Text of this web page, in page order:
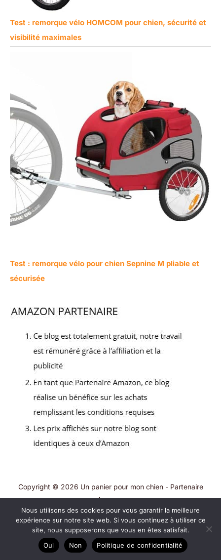
Test : remorque vélo HOMCOM pour chien, sécurité et
visibilité maximales
Test : remorque vélo pour chien Sepnine M pliable et
sécurisée
Copyright © 2026 Un panier pour mon chien - Partenaire
Amazon
A propos
Contact
Plan du site
Nous utilisons des cookies pour vous garantir la meilleure
expérience sur notre site web. Si vous continuez à utiliser ce
site, nous supposerons que vous en êtes satisfait.
Oui
Non Politique de confidentialité